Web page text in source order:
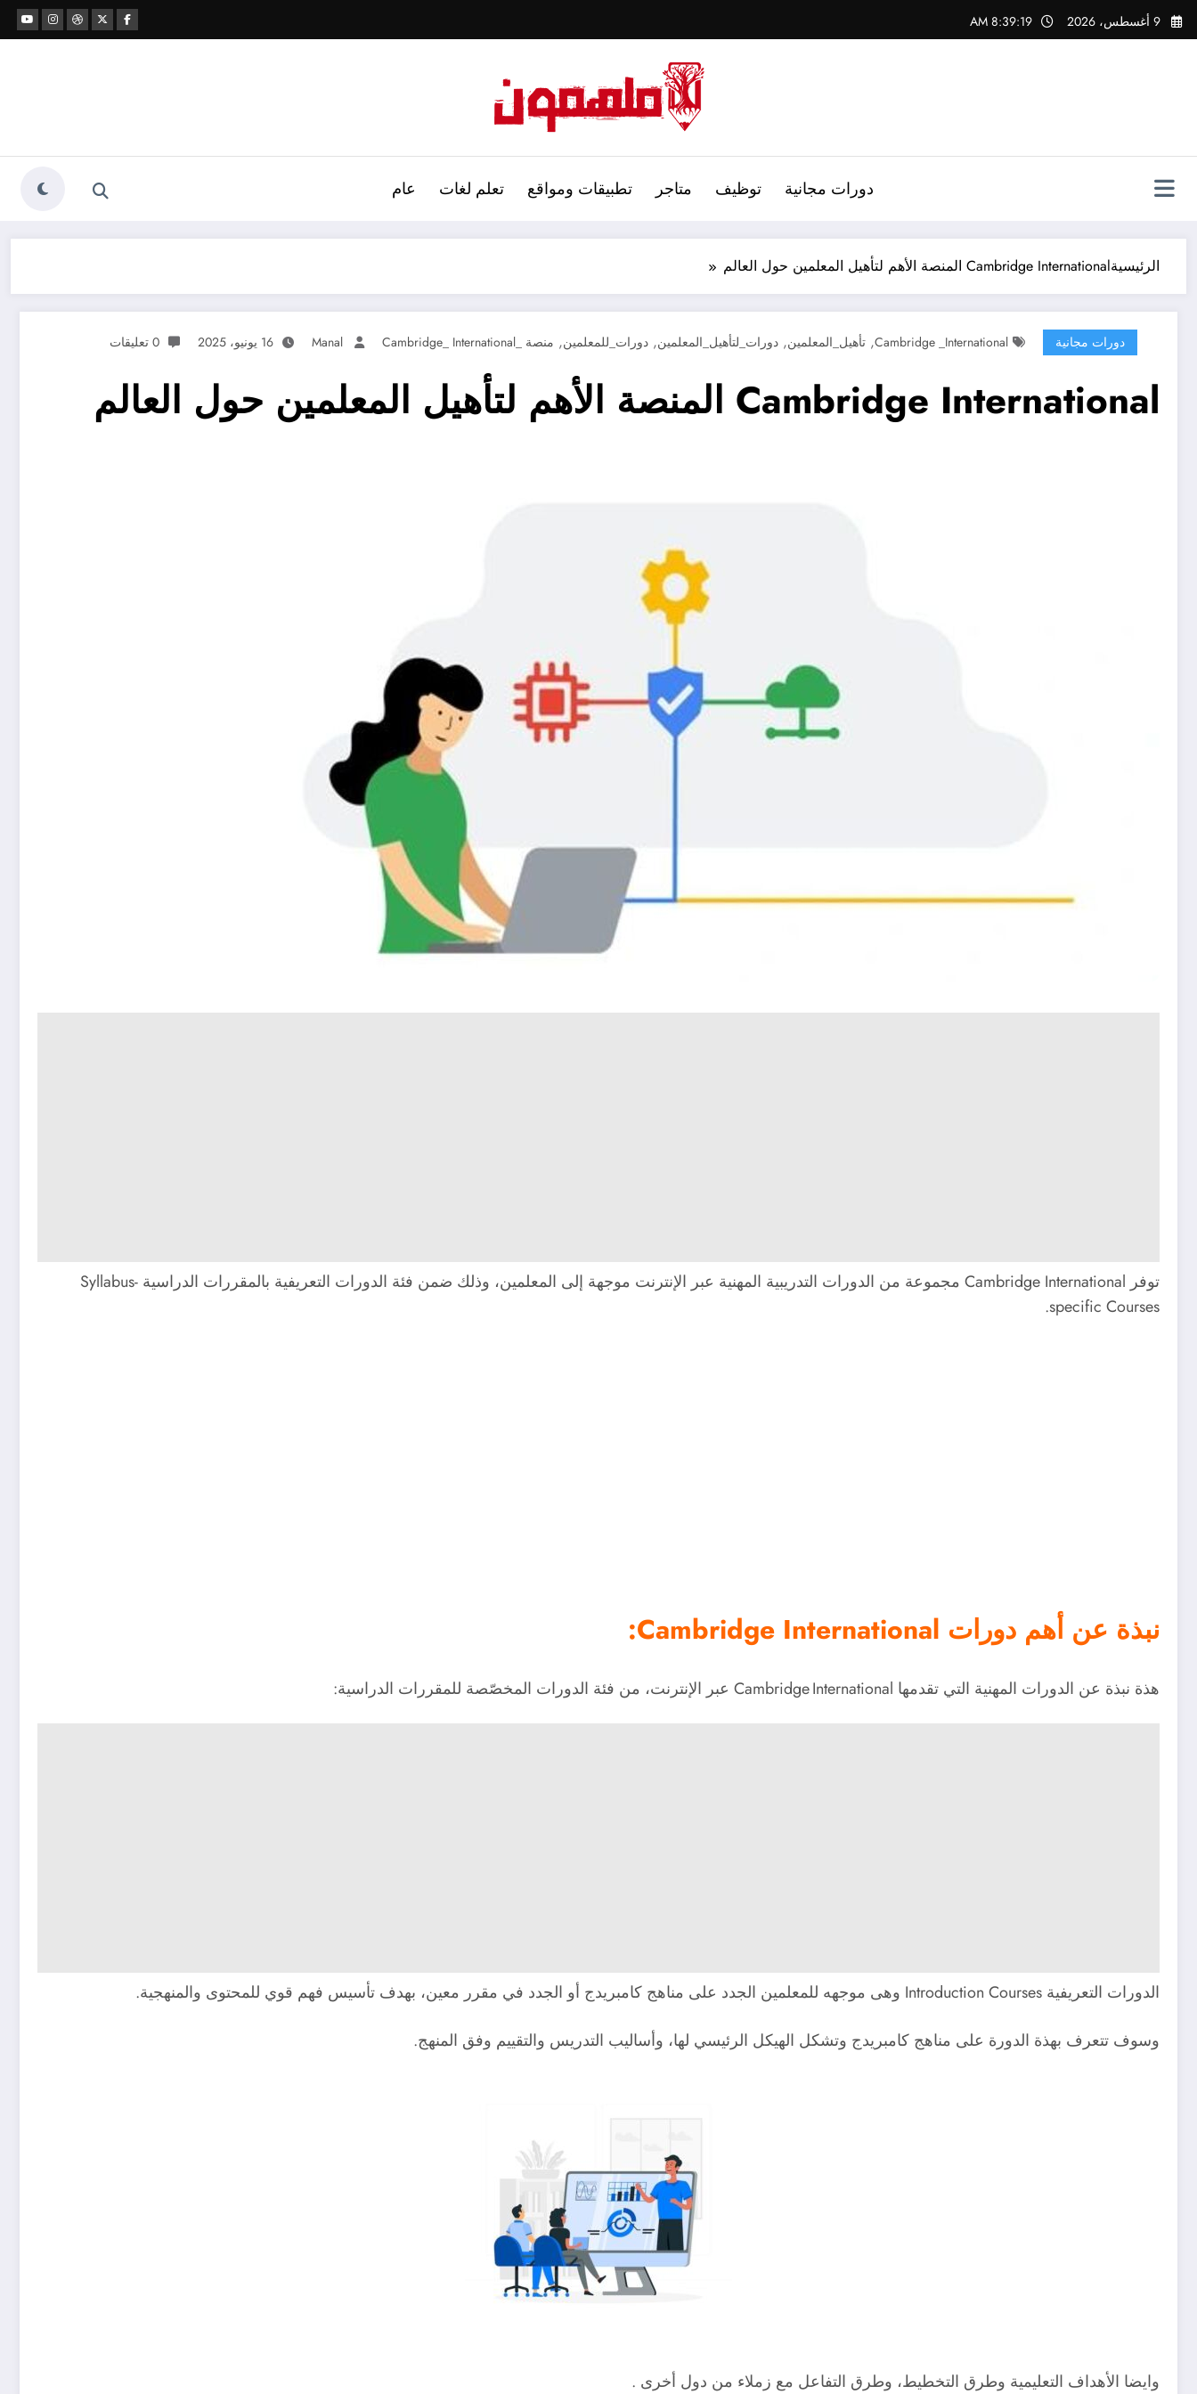
التجاوز
إلى
9 أغسطس، 2026 8:39:20 AM
دورات مجانية توظيف متاجر تطبيقات ومواقع تعلم لغات عام
الرئيسيةCambridge International المنصة الأهم لتأهيل المعلمين حول العالم
دورات مجانية Cambridge _International
, تأهيل_المعلمين, دورات_لتأهيل_المعلمين, دورات_للمعلمين, منصة _Cambridge_ International Manal 16 يونيو، 2025 0 تعليقات
Cambridge International المنصة الأهم لتأهيل المعلمين حول العالم
توفر Cambridge International مجموعة من الدورات التدريبية المهنية عبر الإنترنت موجهة إلى المعلمين، وذلك ضمن فئة الدورات التعريفية بالمقررات الدراسية Syllabus-
specific Courses.
نبذة عن أهم دورات Cambridge International:
هذة نبذة عن الدورات المهنية التي تقدمها Cambridge International عبر الإنترنت، من فئة الدورات المخصّصة للمقررات الدراسية:
الدورات التعريفية Introduction Courses وهى موجهه للمعلمين الجدد على مناهج كامبريدج أو الجدد في مقرر معين، بهدف تأسيس فهم قوي للمحتوى والمنهجية.
وسوف تتعرف بهذة الدورة على مناهج كامبريدج وتشكل الهيكل الرئيسي لها، وأساليب التدريس والتقييم وفق المنهج.
وايضا الأهداف التعليمية وطرق التخطيط، وطرق التفاعل مع زملاء من دول أخرى .